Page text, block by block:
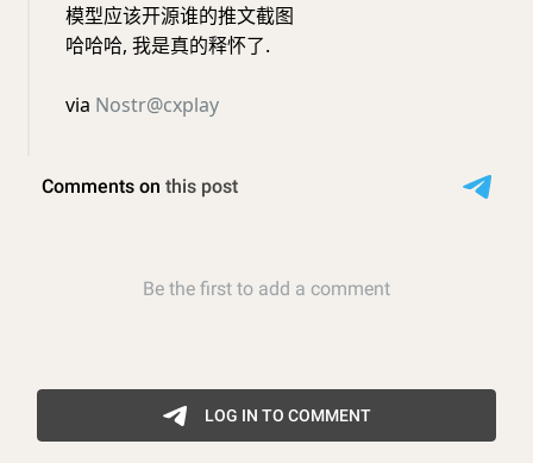
模型应该开源谁的推文截图
哈哈哈, 我是真的释怀了.
via Nostr@cxplay